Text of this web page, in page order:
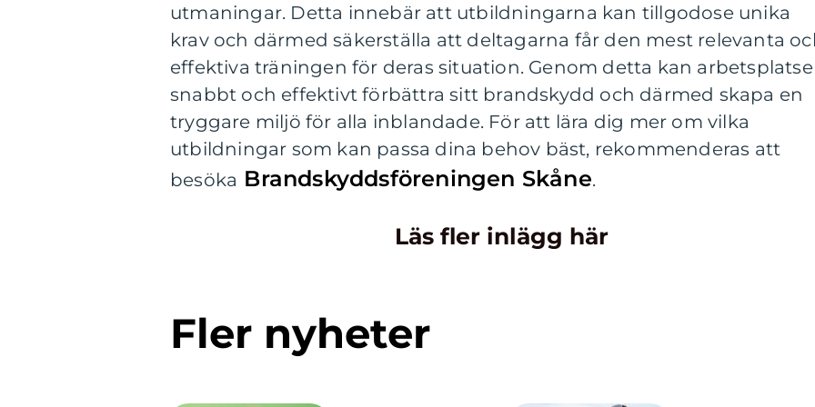
utmaningar. Detta innebär att utbildningarna kan tillgodose unika
krav och därmed säkerställa att deltagarna får den mest relevanta
effektiva träningen för deras situation. Genom detta kan
snabbt och effektivt förbättra sitt brandskydd och därmed skapa en
tryggare miljö för alla inblandade. För att lära dig mer om vilka
utbildningar som kan passa dina behov bäst, rekommenderas att
besöka Brandskyddsföreningen Skåne.
Läs fler inlägg här
Fler nyheter